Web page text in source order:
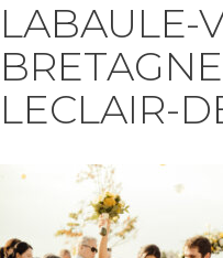
LABAULE-
LECLAIR-